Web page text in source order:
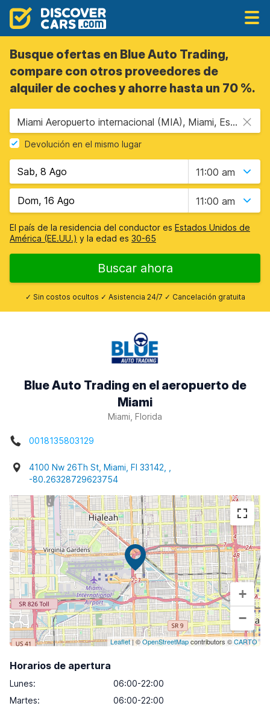
Busque ofertas en Blue Auto Trading,
compare con otros proveedores de
alquiler de coches y ahorre hasta un 70 %.
Miami Aeropuerto internacional (MIA), Miami, Estados Unidos - Florida
Devolución en el mismo lugar
11:00 am
11:00 am
El país de la residencia del conductor es Estados Unidos de
América (EE.UU.) y la edad es 30-65
Buscar ahora
✓ Sin costos ocultos ✓ Asistencia 24/7 ✓ Cancelación gratuita
Blue Auto Trading en el aeropuerto de
Miami
Miami, Florida
0018135803129
4100 Nw 26Th St, Miami, Fl 33142, ,
-80.26328729623754
+
−
Leaflet| ©OpenStreetMapcontributors ©CARTO
Horarios de apertura
Lunes:
06:00-22:00
Martes:
06:00-22:00